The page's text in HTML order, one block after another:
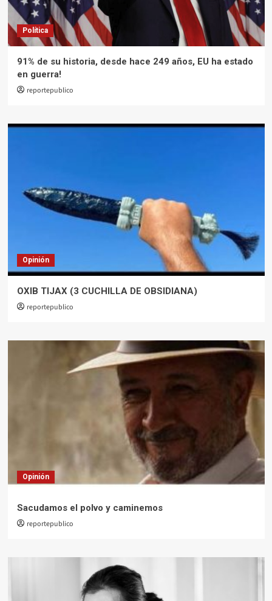
Política
91% de su historia, desde hace 249 años, EU ha estado
en guerra!
reportepublico
Opinión
OXIB TIJAX (3 CUCHILLA DE OBSIDIANA)
reportepublico
Opinión
Sacudamos el polvo y caminemos
reportepublico